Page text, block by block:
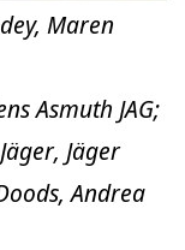
Maren
Asmuth JAG;
Jäger
Andrea